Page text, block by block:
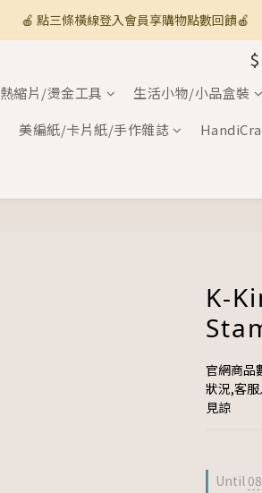
🚚 全館滿800免運 🚚
🍎 點三條橫線登入會員享購物點數回饋🍎
🚚 全館滿800免運 🚚
$
熱縮片/燙金工具 生活小物/小品盒裝
美編紙/卡片紙/手作雜誌
K-
官網商品
狀況,客
見諒
Until